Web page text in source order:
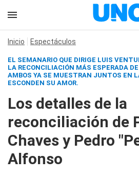
Inicio Espectáculos
EL SEMANARIO QUE DIRIGE LUIS
LA RECONCILIACIÓN MÁS ESPERADA
AMBOS YA SE MUESTRAN JUNTOS EN
ESCONDEN SU AMOR.
Los detalles de la
reconciliación de
Chaves y Pedro
Alfonso